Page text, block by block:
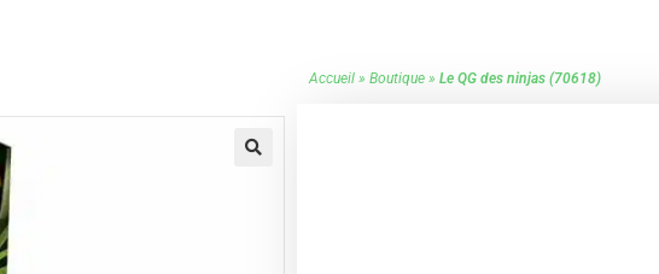
Accueil » Boutique » Le QG des ninjas (70618)